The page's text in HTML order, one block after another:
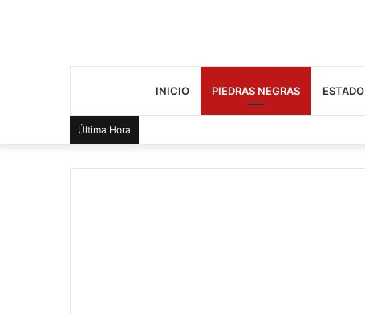
INICIO PIEDRAS NEGRAS ESTADO
Última Hora